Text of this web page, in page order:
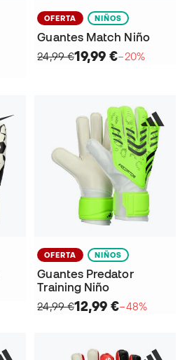
OFERTA NIÑOS
Guantes Match Niño
24,99 €19,99 €−20%
OFERTA NIÑOS
Guantes Predator
Training Niño
24,99 €12,99 €−48%